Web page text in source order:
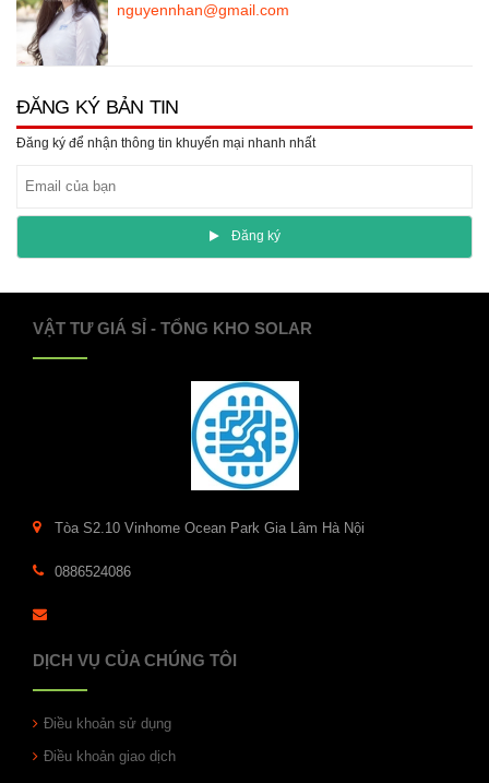
nguyennhan@gmail.com
ĐĂNG KÝ BẢN TIN
Đăng ký để nhận thông tin khuyến mại nhanh nhất
Ðăng ký
VẬT TƯ GIÁ SỈ - TỔNG KHO SOLAR
Tòa S2.10 Vinhome Ocean Park Gia Lâm Hà Nội
0886524086
DỊCH VỤ CỦA CHÚNG TÔI
Điều khoản sử dụng
Điều khoản giao dịch